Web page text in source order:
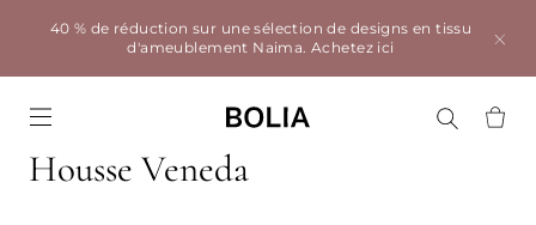
40 % de réduction sur une sélection de designs en tissu
d'ameublement Naima.Achetez ici
Housse Veneda